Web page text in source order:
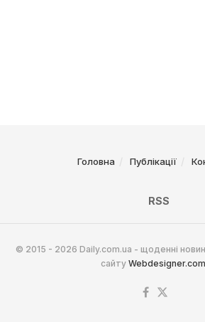
Головна Публікації
RSS
© 2015 - 2026 Daily.com.ua - щоденні
сайту